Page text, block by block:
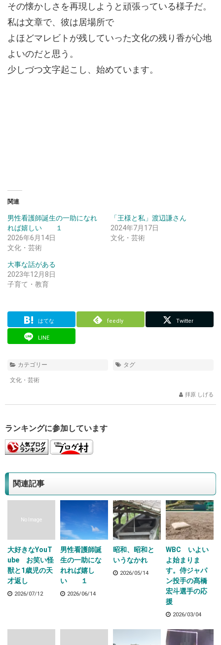
その懐かしさを再現しようと頑張っている様子だ。
私は文章で、彼は居場所で
よほどマレビトが残していった文化の残り香が心地
よいのだと思う。
少しづつ文字起こし、始めています。
関連
男性看護師誕生の一助になれ
れば嬉しい １
2026年6月14日
文化・芸術
「王様と私」渡辺謙さん
2024年7月17日
文化・芸術
大事な話がある
2023年12月8日
子育て・教育
はてな feedly Twitter
LINE
カテゴリー
文化・芸術
タグ
拝原 しげる
ランキングに参加しています
関連記事
No Image
大好きなYouT
ube お笑い怪
獣と1歳児の天
才返し
2026/07/12
男性看護師誕
生の一助にな
れれば嬉し
い １
2026/06/14
昭和、昭和と
いうなかれ
2026/05/14
WBC いよい
よ始まりま
す。侍ジャパ
ン投手の髙橋
宏斗選手の応
援
2026/03/04